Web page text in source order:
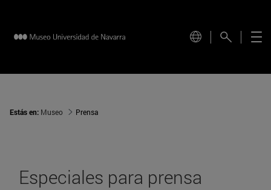
Estás en: Museo Prensa
Especiales para prensa